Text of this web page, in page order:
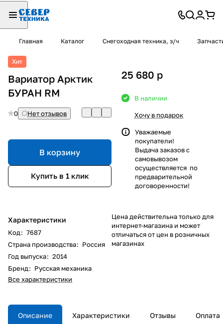
Главная Каталог Снегоходная техника, з/ч
Хит
Вариатор Арктик
БУРАН RM
0 Нет отзывов
В корзину
Купить в 1 клик
Характеристики
Код: 7687
Страна производства: Россия
Год выпуска: 2014
Бренд: Русская механика
Все характеристики
25 680 p
В наличии
Хочу в подарок
Уважаемые
покупатели!
Выдача заказов с
самовывозом
осуществляется по
предварительной
договоренности!
Цена действительна только для
интернет-магазина и может
отличаться от цен в розничных
магазинах
Описание Характеристики Отзывы Оплата